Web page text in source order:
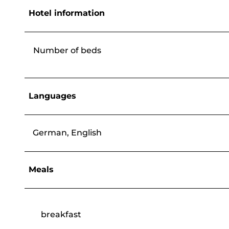
Hotel information
Number of beds
Languages
German, English
Meals
breakfast